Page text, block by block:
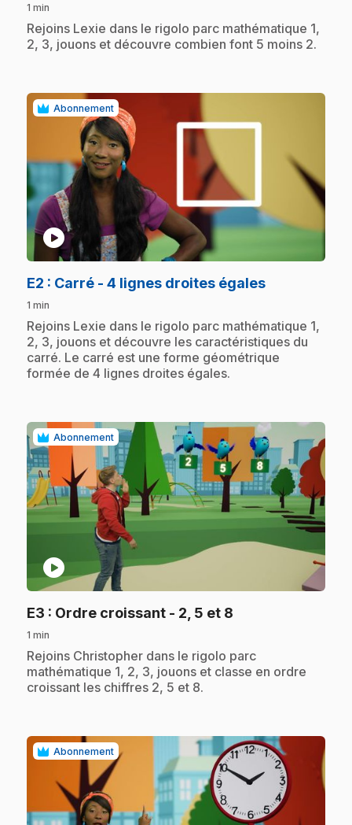
1 min
.Rejoins Lexie dans le rigolo parc mathématique 1,
2, 3, jouons et découvre combien font 5 moins 2.
Abonnement
play_circle
E2 : Carré - 4 lignes droites égales.
1 min
.Rejoins Lexie dans le rigolo parc mathématique 1,
2, 3, jouons et découvre les caractéristiques du
carré. Le carré est une forme géométrique
formée de 4 lignes droites égales.
Abonnement
play_circle
E3 : Ordre croissant - 2, 5 et 8
1 min
.Rejoins Christopher dans le rigolo parc
mathématique 1, 2, 3, jouons et classe en ordre
croissant les chiffres 2, 5 et 8.
Abonnement